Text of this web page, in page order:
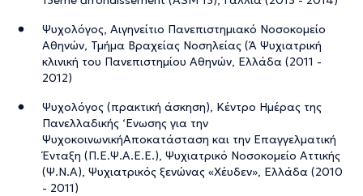
Ψυχολόγος, Αιγηνείτιο Πανεπιστημιακό Νοσοκομείο
Αθηνών, Τμήμα Βραχείας Νοσηλείας (Ά Ψυχιατρική
κλινική του Πανεπιστημίου Αθηνών, Ελλάδα (2011 -
2012)
Ψυχολόγος (πρακτική άσκηση), Κέντρο Ημέρας της
Πανελλαδικής ‘Ενωσης για την
ΨυχοκοινωνικήΑποκατάσταση και την Επαγγελματική
Ένταξη (Π.Ε.Ψ.Α.Ε.Ε.), Ψυχιατρικό Νοσοκομείο Αττικής
(Ψ.Ν.Α), Ψυχιατρικός ξενώνας «Χέυδεν», Ελλάδα (2010
- 2011)